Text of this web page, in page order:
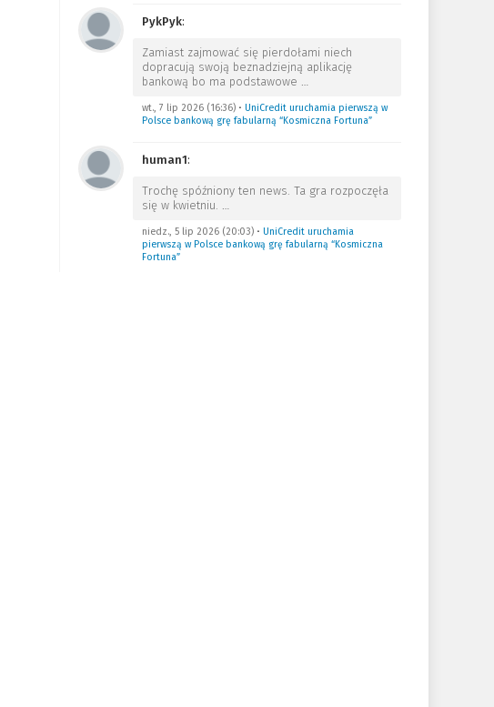
PykPyk:
Zamiast zajmować się pierdołami niech
dopracują swoją beznadziejną aplikację
bankową bo ma podstawowe …
wt., 7 lip 2026 (16:36)• UniCredit uruchamia pierwszą w
Polsce bankową grę fabularną “Kosmiczna Fortuna”
human1:
Trochę spóźniony ten news. Ta gra rozpoczęła
się w kwietniu. …
niedz., 5 lip 2026 (20:03)• UniCredit uruchamia
pierwszą w Polsce bankową grę fabularną “Kosmiczna
Fortuna”